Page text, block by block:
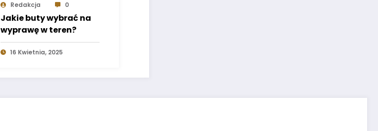
Redakcja 0
Jakie buty wybrać na
wyprawę w teren?
16 Kwietnia, 2025